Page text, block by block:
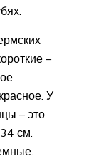
–
У
– это
см.